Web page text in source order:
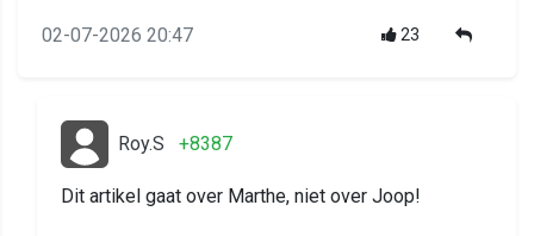
02-07-2026 20:47 23
Roy.S +8387
Dit artikel gaat over Marthe, niet over Joop!